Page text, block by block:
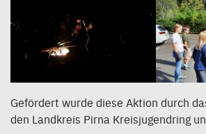
Gefördert wurde diese Aktion durch
den Landkreis Pirna Kreisjugendring